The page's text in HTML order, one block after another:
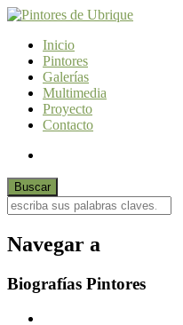
Inicio
Pintores
Galerías
Multimedia
Proyecto
Contacto
Navegar a
Biografías Pintores